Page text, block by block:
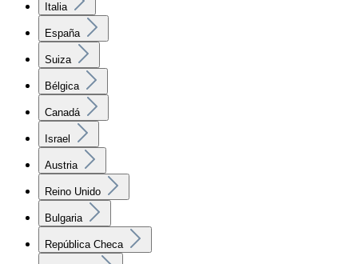
Italia
España
Suiza
Bélgica
Canadá
Israel
Austria
Reino Unido
Bulgaria
República Checa